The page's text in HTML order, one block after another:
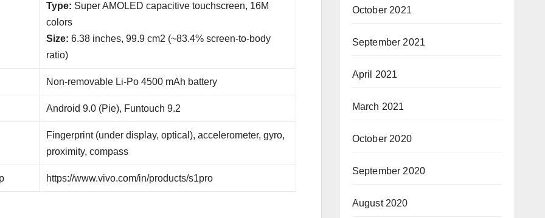
Type: Super AMOLED capacitive touchscreen, 16M
colors
Size: 6.38 inches, 99.9 cm2 (~83.4% screen-to-body
ratio)
Non-removable Li-Po 4500 mAh battery
Android 9.0 (Pie), Funtouch 9.2
Fingerprint (under display, optical), accelerometer, gyro,
proximity, compass
https://www.vivo.com/in/products/s1pro
October 2021
September 2021
April 2021
March 2021
October 2020
September 2020
August 2020